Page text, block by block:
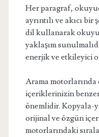
Her paragraf,
ayrıntılı ve akıcı
dil kullanarak
yaklaşım
enerjik ve etkileyici
Arama motorlarında
içeriklerinizin
önemlidir. Kopyala-
orijinal ve özgün
motorlarındaki